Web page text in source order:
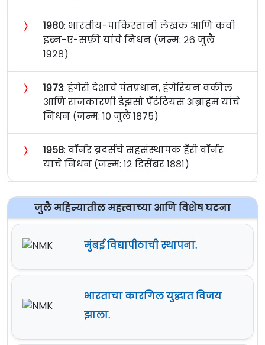
〉 १९८०: भारतीय-पाकिस्तानी लेखक आणि कवी
इब्न-ए-सफ़ी यांचे निधन (जन्म: २६ जुलै
१९२८)
〉 १९७३: हंगेरी देशाचे पंतप्रधान, हंगेरियन वकील
आणि राजकारणी डेझसो पॅटंटियस अब्राहम यांचे
निधन (जन्म: १० जुलै १८७५)
〉 १९५८: वॉर्नर ब्रदर्सचे सहसंस्थापक हॅरी वॉर्नर
यांचे निधन (जन्म: १२ डिसेंबर १८८१)
जुलै महिन्यातील महत्त्वाच्या आणि विशेष घटना
मुंबई विद्यापीठाची स्थापना.
भारताचा कारगिल युद्धात विजय
झाला.